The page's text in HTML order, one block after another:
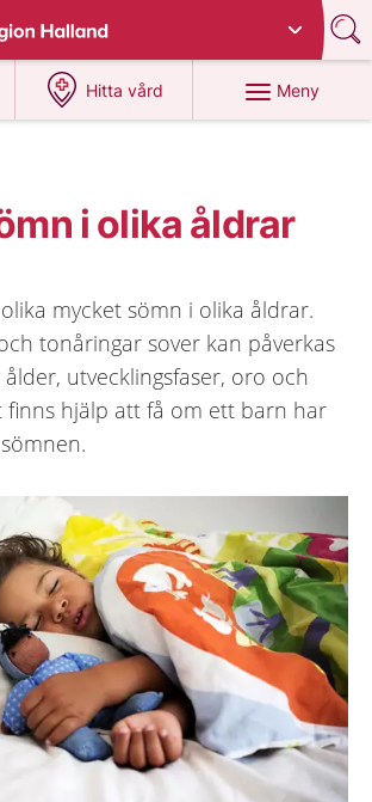
1177
region Halland
Hitta vård
på 1177.se
Meny
i olika åldrar
mycket sömn i olika åldrar.
tonåringar sover kan påverkas
utvecklingsfaser, oro och
finns hjälp att få om ett barn har